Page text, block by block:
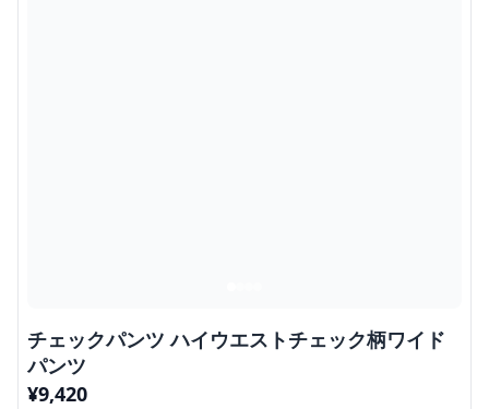
チェックパンツ ハイウエストチェック柄ワイド
パンツ
¥9,420